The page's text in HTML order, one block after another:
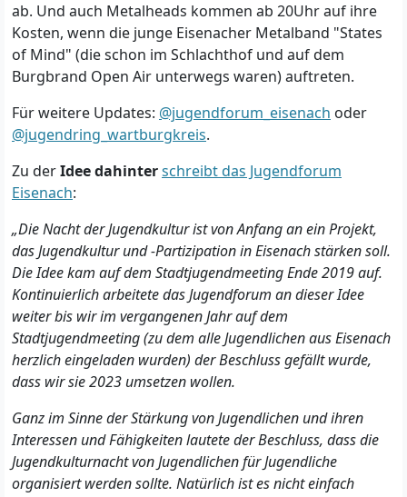
ab. Und auch Metalheads kommen ab 20Uhr auf ihre
Kosten, wenn die junge Eisenacher Metalband "States
of Mind" (die schon im Schlachthof und auf dem
Burgbrand Open Air unterwegs waren) auftreten.
Für weitere Updates: @jugendforum_eisenach oder
@jugendring_wartburgkreis.
Zu derIdee dahinterschreibt das Jugendforum
Eisenach:
„Die Nacht der Jugendkultur ist von Anfang an ein Projekt,
das Jugendkultur und -Partizipation in Eisenach stärken soll.
Die Idee kam auf dem Stadtjugendmeeting Ende 2019 auf.
Kontinuierlich arbeitete das Jugendforum an dieser Idee
weiter bis wir im vergangenen Jahr auf dem
Stadtjugendmeeting (zu dem alle Jugendlichen aus Eisenach
herzlich eingeladen wurden) der Beschluss gefällt wurde,
dass wir sie 2023 umsetzen wollen.
Ganz im Sinne der Stärkung von Jugendlichen und ihren
Interessen und Fähigkeiten lautete der Beschluss, dass die
Jugendkulturnacht von Jugendlichen für Jugendliche
organisiert werden sollte. Natürlich ist es nicht einfach